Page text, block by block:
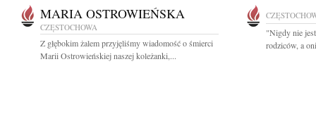
MARIA OSTROWIEŃSKA
CZĘSTOCHOWA
Z głębokim żalem przyjęliśmy wiadomość o śmierci
Marii Ostrowieńskiej naszej koleżanki,...
"Nigdy nie
rodziców, a